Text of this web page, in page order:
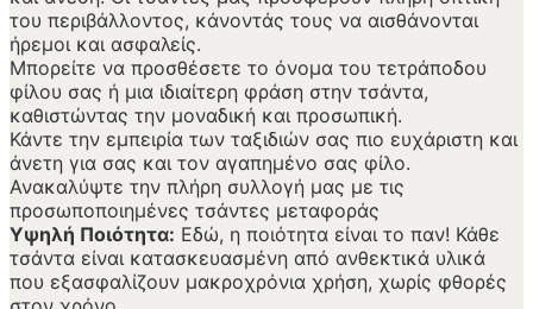
του περιβάλλοντος, κάνοντάς τους να αισθάνονται
ήρεμοι και ασφαλείς.
Μπορείτε να προσθέσετε το όνομα του τετράποδου
φίλου σας ή μια ιδιαίτερη φράση στην τσάντα,
καθιστώντας την μοναδική και προσωπική.
Κάντε την εμπειρία των ταξιδιών σας πιο ευχάριστη και
άνετη για σας και τον αγαπημένο σας φίλο.
Ανακαλύψτε την πλήρη συλλογή μας με τις
προσωποποιημένες τσάντες μεταφοράς
Υψηλή Ποιότητα: Εδώ, η ποιότητα είναι το παν! Κάθε
τσάντα είναι κατασκευασμένη από ανθεκτικά υλικά
που εξασφαλίζουν μακροχρόνια χρήση, χωρίς φθορές